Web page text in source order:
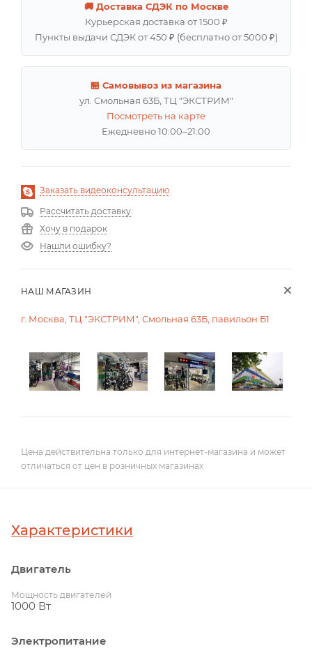
🚚 Доставка СДЭК по Москве
Курьерская доставка от 1500 ₽
Пункты выдачи СДЭК от 450 ₽ (бесплатно от 5000 ₽)
🏪 Самовывоз из магазина
ул. Смольная 63Б, ТЦ "ЭКСТРИМ"
Посмотреть на карте
Ежедневно 10:00–21:00
Заказать видеоконсультацию
Рассчитать доставку
Хочу в подарок
Нашли ошибку?
НАШ МАГАЗИН
г. Москва, ТЦ "ЭКСТРИМ", Смольная 63Б, павильон Б1
Цена действительна только для интернет-магазина и может
отличаться от цен в розничных магазинах
Характеристики
Двигатель
Мощность двигателей
1000 Вт
Электропитание